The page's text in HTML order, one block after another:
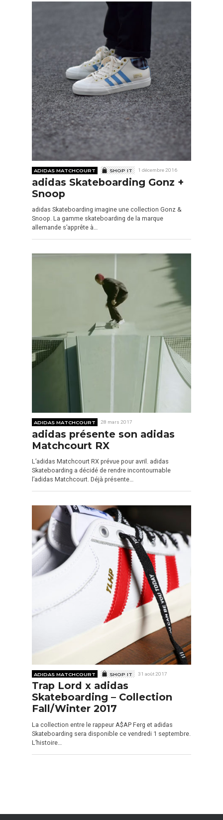
ADIDAS MATCHCOURT SHOP IT 1 décembre 2016
adidas Skateboarding Gonz +
Snoop
adidas Skateboarding imagine une collection Gonz &
Snoop. La gamme skateboarding de la marque
allemande s’apprête à…
ADIDAS MATCHCOURT 28 mars 2017
adidas présente son adidas
Matchcourt RX
L’adidas Matchcourt RX prévue pour avril. adidas
Skateboarding a décidé de rendre incontournable
l’adidas Matchcourt. Déjà présente…
ADIDAS MATCHCOURT SHOP IT 31 août 2017
Trap Lord x adidas
Skateboarding – Collection
Fall/Winter 2017
La collection entre le rappeur A$AP Ferg et adidas
Skateboarding sera disponible ce vendredi 1 septembre.
L’histoire…